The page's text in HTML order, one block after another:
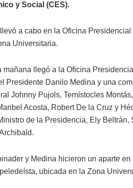
y Social (CES).
a cabo en la Oficina
Universitaria.
mañana llegó a la Oficina
Presidente Danilo Medina y una
Johnny Pujols, Temístocles
Acosta, Robert De la Cruz y
de la Presidencia, Ely
y Medina hicieron un aparte
ubicada en la Zona